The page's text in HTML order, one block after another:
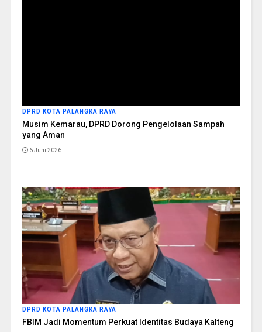
DPRD KOTA PALANGKA RAYA
Musim Kemarau, DPRD Dorong Pengelolaan Sampah
yang Aman
6 Juni 2026
DPRD KOTA PALANGKA RAYA
FBIM Jadi Momentum Perkuat Identitas Budaya Kalteng